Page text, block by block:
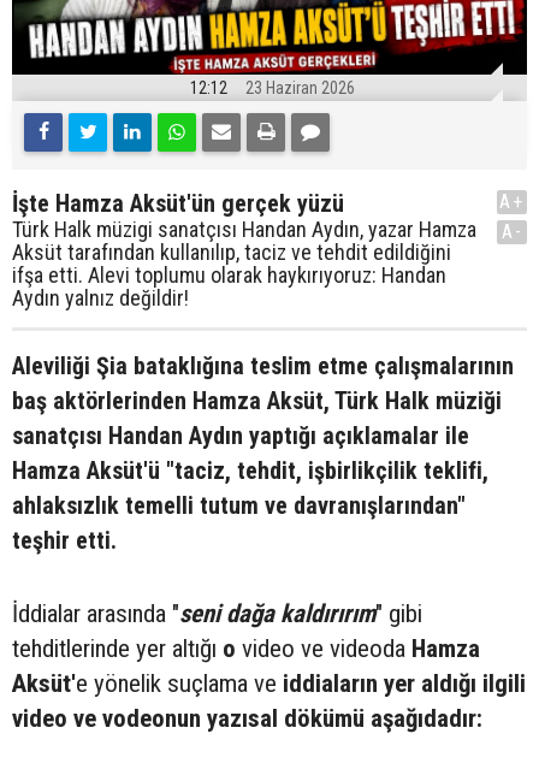
12:12 23 Haziran 2026
İşte Hamza Aksüt'ün gerçek yüzü
Türk Halk müzigi sanatçısı Handan Aydın, yazar Hamza
Aksüt tarafından kullanılıp, taciz ve tehdit edildiğini
ifşa etti. Alevi toplumu olarak haykırıyoruz: Handan
Aydın yalnız değildir!
A+
A-
Aleviliği Şia bataklığına teslim etme çalışmalarının
baş aktörlerinden Hamza Aksüt, Türk Halk müziği
sanatçısı Handan Aydın yaptığı açıklamalar ile
Hamza Aksüt'ü "taciz, tehdit, işbirlikçilik teklifi,
ahlaksızlık temelli tutum ve davranışlarından"
teşhir etti.
İddialar arasında "seni dağa kaldırırım" gibi
tehditlerinde yer altığı o video ve videoda Hamza
Aksüt'e yönelik suçlama ve iddiaların yer aldığı ilgili
video ve vodeonun yazısal dökümü aşağıdadır: